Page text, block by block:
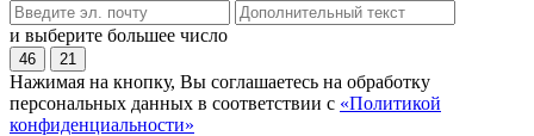
и выберите большее число
46 21
Нажимая на кнопку, Вы соглашаетесь на обработку
персональных данных в соответствии с «Политикой
конфиденциальности»